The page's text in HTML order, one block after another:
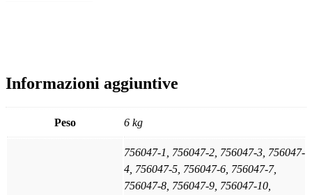
Informazioni aggiuntive
Peso 6 kg
756047-1, 756047-2, 756047-3, 756047-
4, 756047-5, 756047-6, 756047-7,
756047-8, 756047-9, 756047-10,